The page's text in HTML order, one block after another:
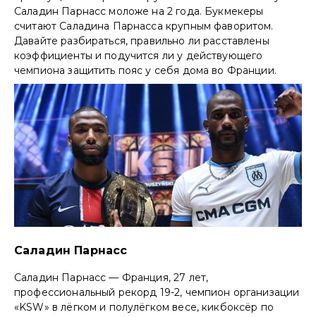
Саладин Парнасс моложе на 2 года. Букмекеры
считают Саладина Парнасса крупным фаворитом.
Давайте разбираться, правильно ли расставлены
коэффициенты и подучится ли у действующего
чемпиона защитить пояс у себя дома во Франции.
Саладин Парнасс
Саладин Парнасс — Франция, 27 лет,
профессиональный рекорд 19-2, чемпион организации
«KSW» в лёгком и полулёгком весе, кикбоксёр по